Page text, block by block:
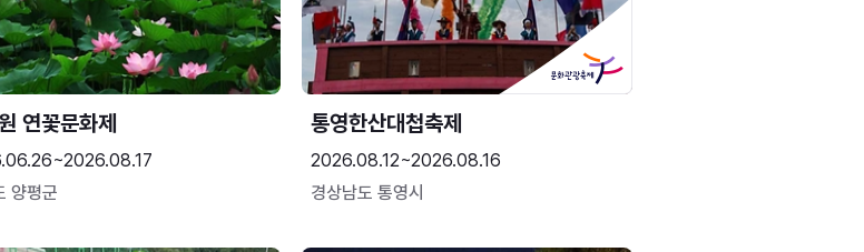
연꽃문화제
양평군
통영한산대첩축제
2026.08.12~2026.08.16
경상남도 통영시